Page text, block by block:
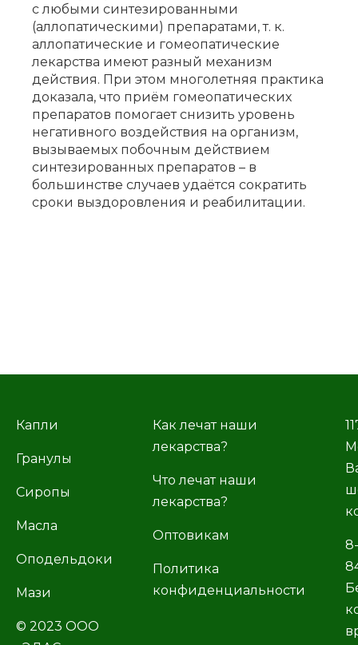
с любыми синтезированными
(аллопатическими) препаратами, т. к.
аллопатические и гомеопатические
лекарства имеют разный механизм
действия. При этом многолетняя практика
доказала, что приём гомеопатических
препаратов помогает снизить уровень
негативного воздействия на организм,
вызываемых побочным действием
синтезированных препаратов – в
большинстве случаев удаётся сократить
сроки выздоровления и реабилитации.
Капли
Гранулы
Сиропы
Масла
Оподельдоки
Мази
© 2023 ООО
Как лечат наши
лекарства?
Что лечат наши
лекарства?
Оптовикам
Политика
конфиденциальности